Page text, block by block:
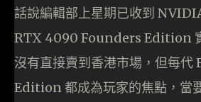
話說編輯部上星期已收到
RTX 4090 Founders Edition
沒有直接賣到香港市場，但每
Edition 都成為玩家的焦點，當